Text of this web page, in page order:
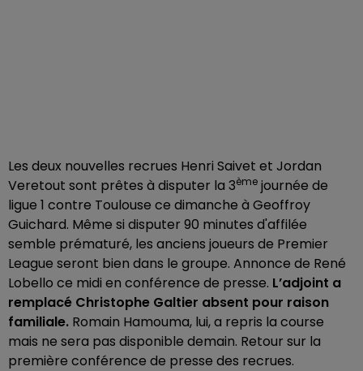
Les deux nouvelles recrues Henri Saivet et Jordan
Veretout sont prêtes à disputer la 3ème journée de
ligue 1 contre Toulouse ce dimanche à Geoffroy
Guichard. Même si disputer 90 minutes d'affilée
semble prématuré, les anciens joueurs de Premier
League seront bien dans le groupe. Annonce de René
Lobello ce midi en conférence de presse. L’adjoint a
remplacé Christophe Galtier absent pour raison
familiale. Romain Hamouma, lui, a repris la course
mais ne sera pas disponible demain. Retour sur la
première conférence de presse des recrues.